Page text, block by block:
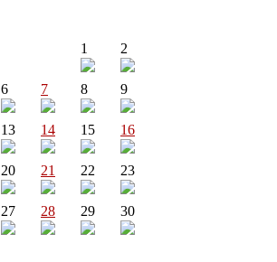
1 2
6 7 8 9
13 14 15 16
20 21 22 23
27 28 29 30